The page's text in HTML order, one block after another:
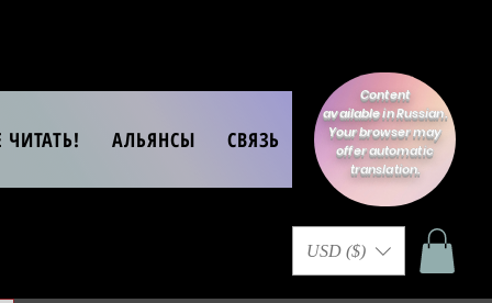
ЧИТАТЬ! АЛЬЯНСЫ СВЯЗЬ
Content
available in Russian.
Your browser may
offer automatic
translation.
USD ($)